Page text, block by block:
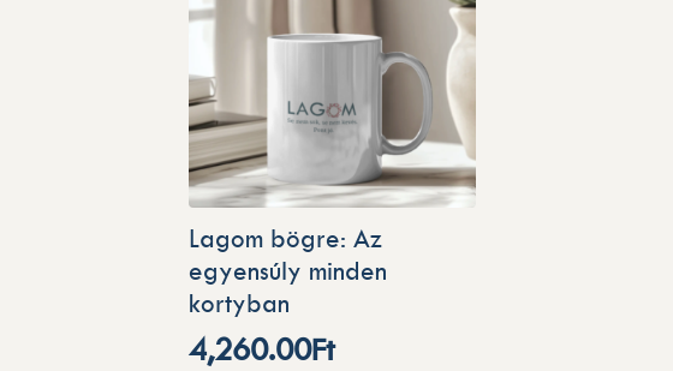
Lagom bögre: Az
egyensúly minden
kortyban
4,260.00Ft